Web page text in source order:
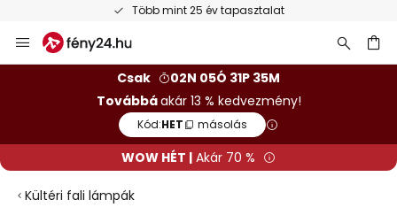
Több mint 25 év tapasztalat
Ugrás
a
Csak
02N 05Ó 31P 34M
Továbbáakár 13 % kedvezmény!
Kód:HET másolás
WOW HÉT | Akár 70 %
Kültéri fali lámpák